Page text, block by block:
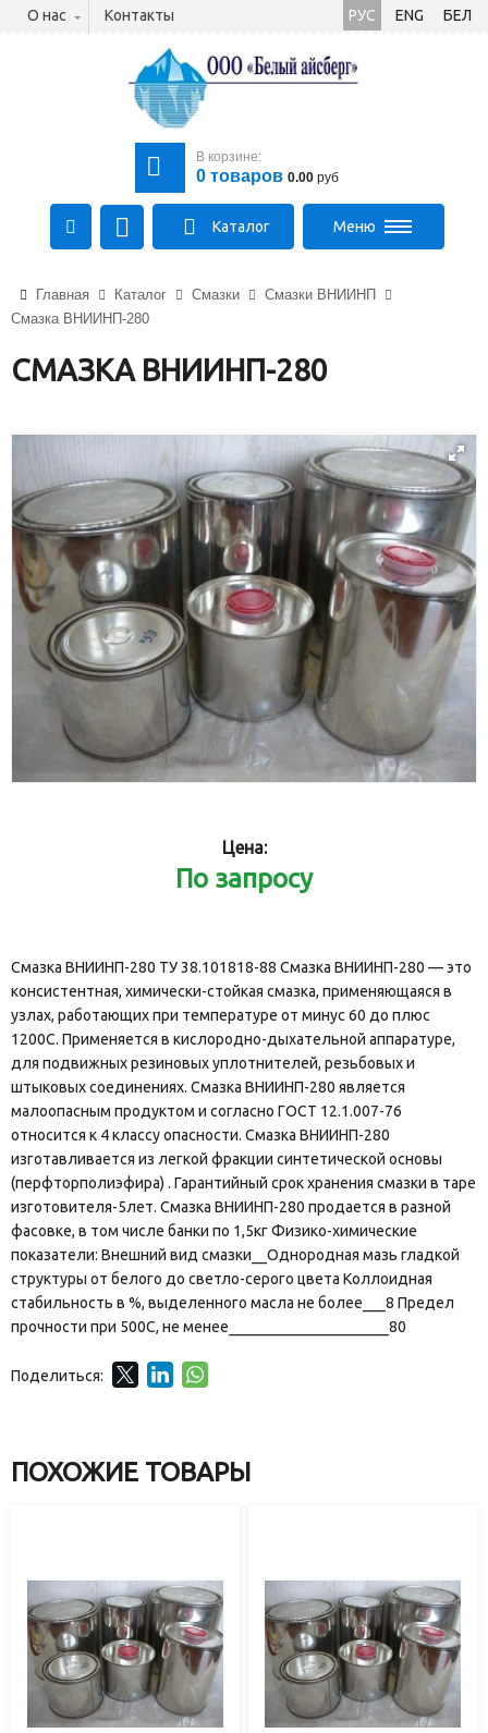
О нас Контакты РУС ENG БЕЛ
В корзине:
0 товаров 0.00 руб
+375 (29) 710-23-43
+375 (33) 315-03-03
aysberg-sales@yandex.by
Каталог Меню
Главная Каталог Смазки
Смазки ВНИИНП
Смазка ВНИИНП-280
СМАЗКА ВНИИНП-280
Цена:
По запросу
Смазка ВНИИНП-280 ТУ 38.101818-88 Смазка ВНИИНП-280 — это
консистентная, химически-стойкая смазка, применяющаяся в
узлах, работающих при температуре от минус 60 до плюс
1200С. Применяется в кислородно-дыхательной аппаратуре,
для подвижных резиновых уплотнителей, резьбовых и
штыковых соединениях. Смазка ВНИИНП-280 является
малоопасным продуктом и согласно ГОСТ 12.1.007-76
относится к 4 классу опасности. Смазка ВНИИНП-280
изготавливается из легкой фракции синтетической основы
(перфторполиэфира) . Гарантийный срок хранения смазки в таре
изготовителя-5лет. Смазка ВНИИНП-280 продается в разной
фасовке, в том числе банки по 1,5кг Физико-химические
показатели: Внешний вид смазки__Однородная мазь гладкой
структуры от белого до светло-серого цвета Коллоидная
стабильность в %, выделенного масла не более___8 Предел
прочности при 500С, не менее_____________________80
Поделиться:
ПОХОЖИЕ ТОВАРЫ